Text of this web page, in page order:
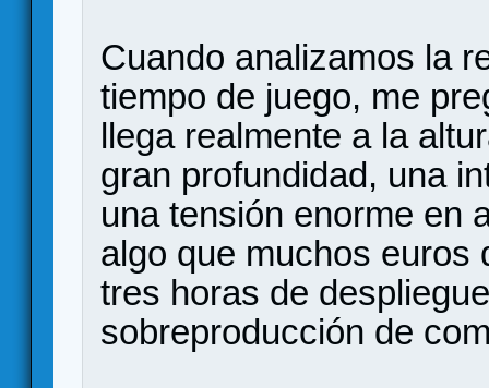
Cuando analizamos la
tiempo de juego, me
llega realmente a la
gran profundidad, una
una tensión enorme en
algo que muchos euros
tres horas de
sobreproducción de